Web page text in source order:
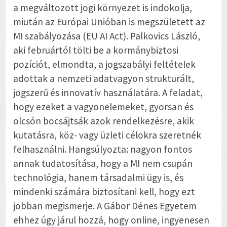
a megváltozott jogi környezet is indokolja,
miután az Európai Unióban is megszületett az
MI szabályozása (EU AI Act). Palkovics László,
aki februártól tölti be a kormánybiztosi
pozíciót, elmondta, a jogszabályi feltételek
adottak a nemzeti adatvagyon strukturált,
jogszerű és innovatív használatára. A feladat,
hogy ezeket a vagyonelemeket, gyorsan és
olcsón bocsájtsák azok rendelkezésre, akik
kutatásra, köz- vagy üzleti célokra szeretnék
felhasználni. Hangsúlyozta: nagyon fontos
annak tudatosítása, hogy a MI nem csupán
technológia, hanem társadalmi ügy is, és
mindenki számára biztosítani kell, hogy ezt
jobban megismerje. A Gábor Dénes Egyetem
ehhez úgy járul hozzá, hogy online, ingyenesen